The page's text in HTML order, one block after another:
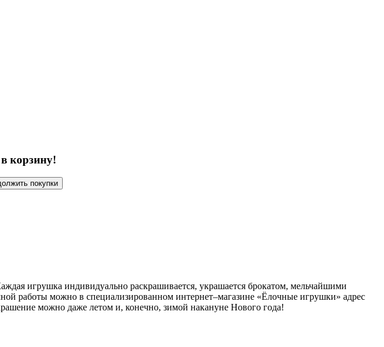
игрушка индивидуально раскрашивается, украшается брокатом, мельчайшими
работы можно в специализированном интернет–магазине «Ёлочные игрушки» адрес
можно даже летом и, конечно, зимой накануне Нового года!
корзину!
покупки